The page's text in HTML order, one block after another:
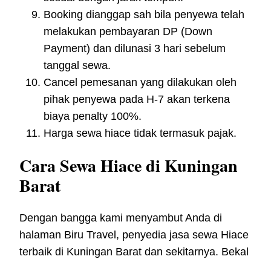
Booking dianggap sah bila penyewa telah
melakukan pembayaran DP (Down
Payment) dan dilunasi 3 hari sebelum
tanggal sewa.
Cancel pemesanan yang dilakukan oleh
pihak penyewa pada H-7 akan terkena
biaya penalty 100%.
Harga sewa hiace tidak termasuk pajak.
Cara Sewa Hiace di Kuningan
Barat
Dengan bangga kami menyambut Anda di
halaman Biru Travel, penyedia jasa sewa Hiace
terbaik di Kuningan Barat dan sekitarnya. Bekal